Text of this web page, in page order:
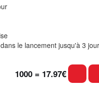
le lancement jusqu'à 3
1000 = 17.97€